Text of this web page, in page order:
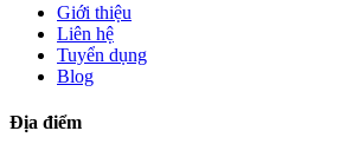
Giới thiệu
Liên hệ
Tuyển dụng
Blog
Địa điểm